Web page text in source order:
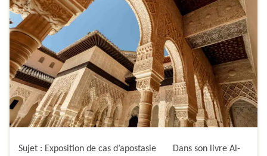
Sujet : Exposition de cas d’apostasie Dans son livre Al-